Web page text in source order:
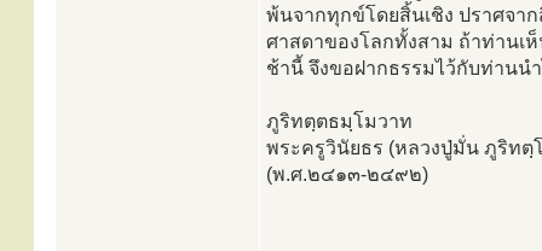
พ้นจากทุกข์โดยสิ้นเชิง ปราศจา
ศาสดาของโลกทั้งสาม ถ้าท่านเ
ช้านี้ จึงขอฝากธรรมไว้กับท่านน
ภูริทตฺตธมฺโมวาท
พระครูวินัยธร (หลวงปู่มั่น ภูริทตฺ
(พ.ศ.๒๔๑๓-๒๔๙๒)